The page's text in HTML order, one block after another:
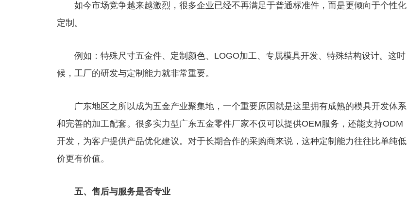
如今市场竞争越来越激烈，很多企业已经不再满足于普通标准件，而是更倾向于个性化
定制。
例如：特殊尺寸五金件、定制颜色、LOGO加工、专属模具开发、特殊结构设计。这时
候，工厂的研发与定制能力就非常重要。
广东地区之所以成为五金产业聚集地，一个重要原因就是这里拥有成熟的模具开发体系
和完善的加工配套。很多实力型广东五金零件厂家不仅可以提供OEM服务，还能支持ODM
开发，为客户提供产品优化建议。对于长期合作的采购商来说，这种定制能力往往比单纯低
价更有价值。
五、售后与服务是否专业